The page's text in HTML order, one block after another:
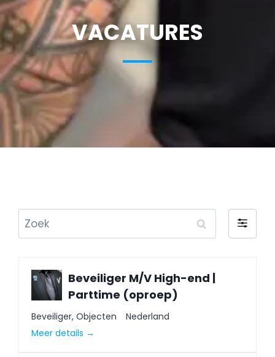
VACATURES
Zoek
Filter
op
Beveiliger M/V High-end |
Parttime (oproep)
Beveiliger Objecten
Nederland
Meer details